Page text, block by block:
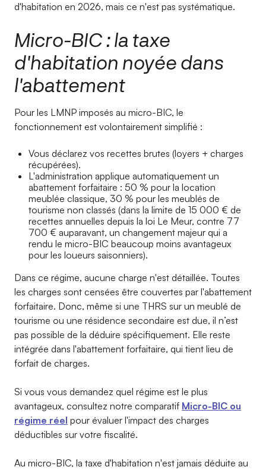
d'habitation en 2026, mais ce n'est pas systématique.
Micro-BIC : la taxe
d'habitation noyée dans
l'abattement
Pour les LMNP imposés au micro-BIC, le
fonctionnement est volontairement simplifié :
Vous déclarez vos recettes brutes (loyers + charges
récupérées).
L'administration applique automatiquement un
abattement forfaitaire : 50 % pour la location
meublée classique, 30 % pour les meublés de
tourisme non classés (dans la limite de 15 000 € de
recettes annuelles depuis la loi Le Meur, contre 77
700 € auparavant, un changement majeur qui a
rendu le micro-BIC beaucoup moins avantageux
pour les loueurs saisonniers).
Dans ce régime, aucune charge n'est détaillée. Toutes
les charges sont censées être couvertes par l'abattement
forfaitaire. Donc, même si une THRS sur un meublé de
tourisme ou une résidence secondaire est due, il n’est
pas possible de la déduire spécifiquement. Elle reste
intégrée dans l'abattement forfaitaire, qui tient lieu de
forfait de charges.
Si vous vous demandez quel régime est le plus
avantageux, consultez notre comparatif Micro-BIC ou
régime réel pour évaluer l'impact des charges
déductibles sur votre fiscalité.
Au micro-BIC, la taxe d'habitation n'est jamais déduite au